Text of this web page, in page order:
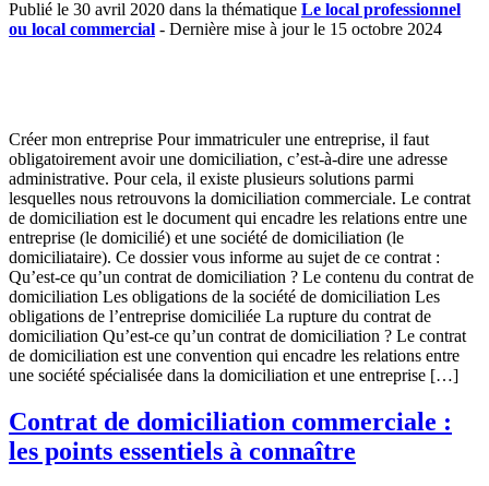
Publié le 30 avril 2020 dans la thématique Le local professionnel
ou local commercial - Dernière mise à jour le 15 octobre 2024
Créer mon entreprise Pour immatriculer une entreprise, il faut
obligatoirement avoir une domiciliation, c’est-à-dire une adresse
administrative. Pour cela, il existe plusieurs solutions parmi
lesquelles nous retrouvons la domiciliation commerciale. Le contrat
de domiciliation est le document qui encadre les relations entre une
entreprise (le domicilié) et une société de domiciliation (le
domiciliataire). Ce dossier vous informe au sujet de ce contrat :
Qu’est-ce qu’un contrat de domiciliation ? Le contenu du contrat de
domiciliation Les obligations de la société de domiciliation Les
obligations de l’entreprise domiciliée La rupture du contrat de
domiciliation Qu’est-ce qu’un contrat de domiciliation ? Le contrat
de domiciliation est une convention qui encadre les relations entre
une société spécialisée dans la domiciliation et une entreprise […]
Contrat de domiciliation commerciale :
les points essentiels à connaître